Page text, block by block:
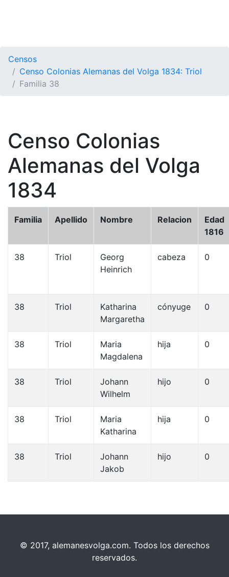
Censos
Censo Colonias Alemanas del Volga 1834: Triol
Familia 38
Censo Colonias
Alemanas del Volga
1834
Familia Apellido Nombre Relacion
Edad
1816
38 Triol
Georg
Heinrich
cabeza 0
38 Triol
Katharina
Margaretha
cónyuge 0
38 Triol
Maria
Magdalena
hija 0
38 Triol
Johann
Wilhelm
hijo 0
38 Triol
Maria
Katharina
hija 0
38 Triol
Johann
Jakob
hijo 0
© 2017, alemanesvolga.com. Todos los derechos
reservados.